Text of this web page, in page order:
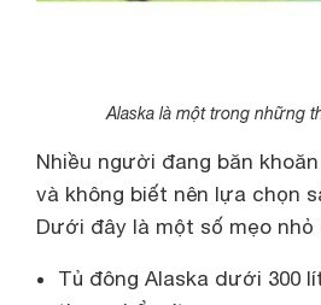
Alaska là một trong những
Nhiều người đang băn
và không biết nên lựa chọn
Dưới đây là một số mẹo nhỏ
Tủ đông Alaska dưới 300